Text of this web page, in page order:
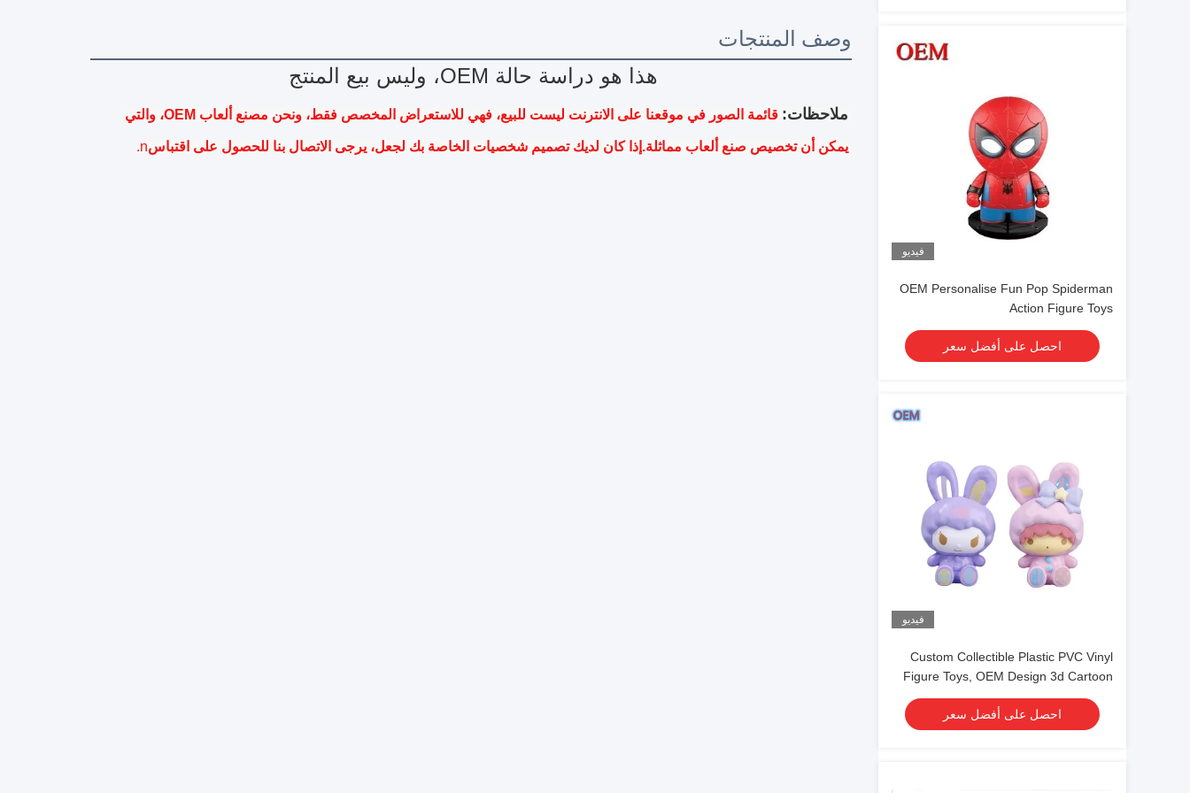
فيديو
OEM Personalise Fun Pop Spiderman
Action Figure Toys
احصل على أفضل سعر
فيديو
Custom Collectible Plastic PVC Vinyl
Figure Toys, OEM Design 3d Cartoon
Plastic Figure Toys
احصل على أفضل سعر
وصف المنتجات
هذا هو دراسة حالة OEM، وليس بيع المنتج
ملاحظات:
يمكن أن تخصيص صنع ألعاب مماثلة.إذا كان لديك تصميم شخصيات الخاصة بك لجعل، يرجى الاتصال بنا للحصول على اقتباسn.